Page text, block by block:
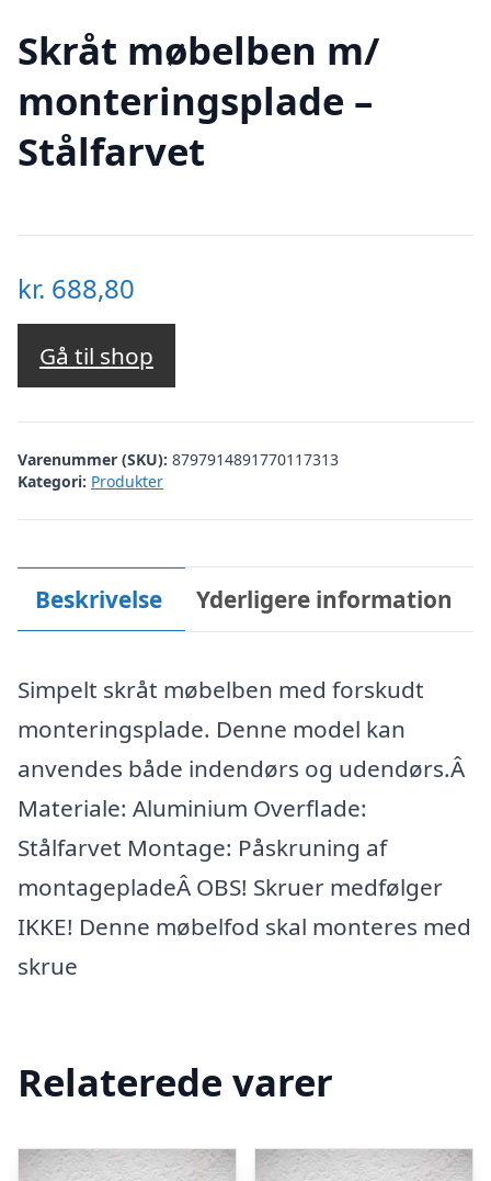
Skråt møbelben m/
monteringsplade –
Stålfarvet
kr. 688,80
Gå til shop
Varenummer (SKU): 8797914891770117313
Kategori: Produkter
Beskrivelse Yderligere information
Simpelt skråt møbelben med forskudt
monteringsplade. Denne model kan
anvendes både indendørs og udendørs.Â
Materiale: Aluminium Overflade:
Stålfarvet Montage: Påskruning af
montagepladeÂ OBS! Skruer medfølger
IKKE! Denne møbelfod skal monteres med
skrue
Relaterede varer